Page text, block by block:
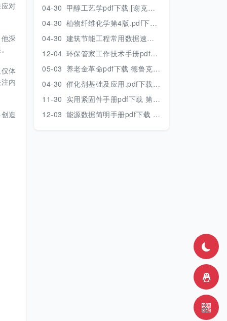
对
深
体
内
造
04-30 甲醇工艺学pdf下载 [谢克昌 房鼎业主编] 2010年版
04-30 植物纤维化学第4版.pdf下载 [裴继诚主编] 2012年版
04-30 建筑节能工程常用数据速查手册.pdf下载 [陈慢勤著] 2010年版
12-04 环保管家工作技术手册pdf下载 2019年版
05-03 养老金革命pdf下载 德鲁克 著
04-30 催化剂基础及应用.pdf下载 [季生福 张谦温 赵彬侠编] 2011年版
11-30 实用紧固件手册pdf下载 第三版 2018年版
12-03 能源数据简明手册pdf下载 2017版